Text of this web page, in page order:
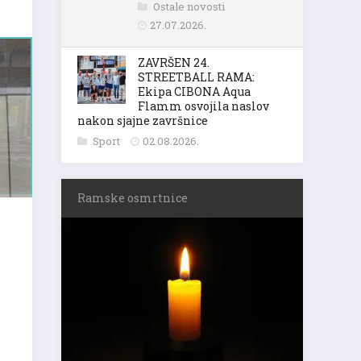
Ostale novosti
27.07.2026.
ZAVRŠEN 24.
STREETBALL RAMA:
Ekipa CIBONA Aqua
Flamm osvojila naslov
nakon sjajne završnice
Sport 02.08.2026.
Ramske osmrtnice